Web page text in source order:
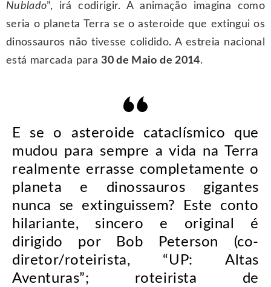
Nublado”, irá codirigir. A animação imagina como
seria o planeta Terra se o asteroide que extingui os
dinossauros não tivesse colidido. A estreia nacional
está marcada para30 de Maio de 2014.
E se o asteroide cataclísmico que
mudou para sempre a vida na Terra
realmente errasse completamente o
planeta e dinossauros gigantes
nunca se extinguissem? Este conto
hilariante, sincero e original é
dirigido por Bob Peterson (co-
diretor/roteirista, “UP: Altas
Aventuras”; roteirista de